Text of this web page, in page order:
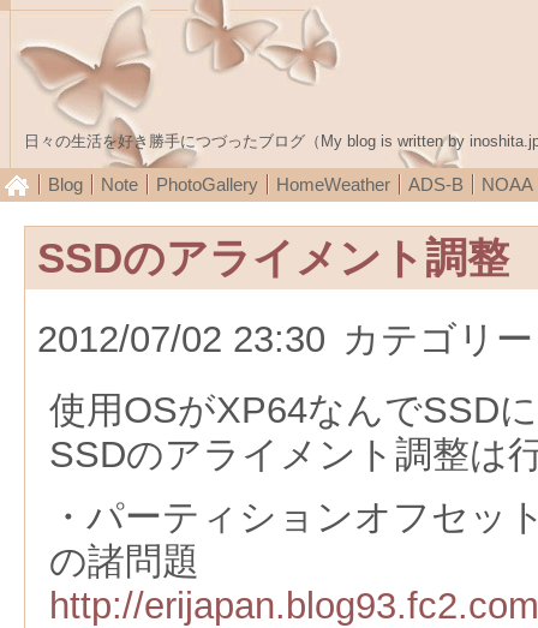
日々の生活を好き勝手につづったブログ（My blog is written by
Blog Note PhotoGallery HomeWeather ADS-B NOAA
SSDのアライメント調整
2012/07/02 23:30 カテゴリ
使用OSがXP64なんでSSD
SSDのアライメント調整は
・パーティションオフセッ
の諸問題
http://